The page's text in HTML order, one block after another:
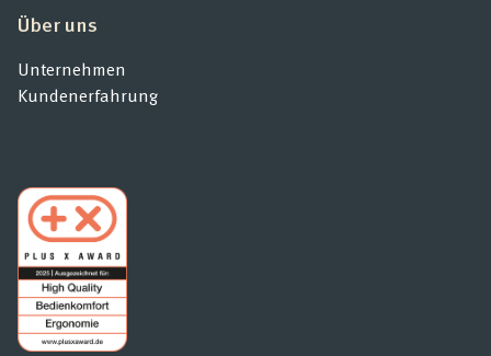
Über uns
Unternehmen
Kundenerfahrung